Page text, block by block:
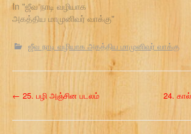
In "ஜீவ நாடி வழியாக
அகத்திய மாமுனிவர் வாக்கு"
ஜீவ நாடி வழியாக அகத்திய மாமுனிவர் வாக்கு
P
o
← 25. பழி அஞ்சின படலம் 24.